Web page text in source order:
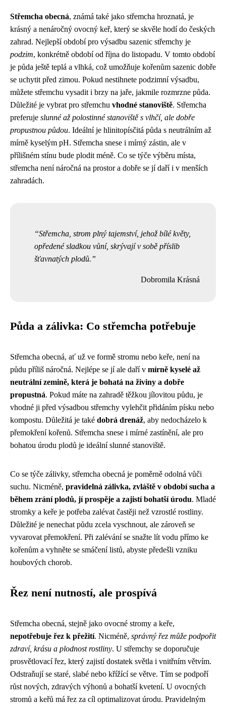
Střemcha obecná, známá také jako střemcha hroznatá, je
krásný a nenáročný ovocný keř, který se skvěle hodí do českých
zahrad. Nejlepší období pro výsadbu sazenic střemchy je
podzim, konkrétně období od října do listopadu. V tomto období
je půda ještě teplá a vlhká, což umožňuje kořenům sazenic dobře
se uchytit před zimou. Pokud nestihnete podzimní výsadbu,
můžete střemchu vysadit i brzy na jaře, jakmile rozmrzne půda.
Důležité je vybrat pro střemchu vhodné stanoviště. Střemcha
preferuje slunné až polostinné stanoviště s vlhčí, ale dobře
propustnou půdou. Ideální je hlinitopísčitá půda s neutrálním až
mírně kyselým pH. Střemcha snese i mírný zástin, ale v
přílišném stínu bude plodit méně. Co se týče výběru místa,
střemcha není náročná na prostor a dobře se jí daří i v menších
zahradách.
Střemcha, strom plný tajemství, jehož bílé květy,
opředené sladkou vůní, skrývají v sobě příslib
šťavnatých plodů.
Dobromila Krásná
Půda a zálivka: Co střemcha potřebuje
Střemcha obecná, ať už ve formě stromu nebo keře, není na
půdu příliš náročná. Nejlépe se jí ale daří v mírně kyselé až
neutrální zemině, která je bohatá na živiny a dobře
propustná. Pokud máte na zahradě těžkou jílovitou půdu, je
vhodné ji před výsadbou střemchy vylehčit přidáním písku nebo
kompostu. Důležitá je také dobrá drenáž, aby nedocházelo k
přemokření kořenů. Střemcha snese i mírné zastínění, ale pro
bohatou úrodu plodů je ideální slunné stanoviště.
Co se týče zálivky, střemcha obecná je poměrně odolná vůči
suchu. Nicméně, pravidelná zálivka, zvláště v období sucha a
během zrání plodů, jí prospěje a zajistí bohatší úrodu. Mladé
stromky a keře je potřeba zalévat častěji než vzrostlé rostliny.
Důležité je nenechat půdu zcela vyschnout, ale zároveň se
vyvarovat přemokření. Při zalévání se snažte lít vodu přímo ke
kořenům a vyhněte se smáčení listů, abyste předešli vzniku
houbových chorob.
Řez není nutností, ale prospívá
Střemcha obecná, stejně jako ovocné stromy a keře,
nepotřebuje řez k přežití. Nicméně, správný řez může podpořit
zdraví, krásu a plodnost rostliny. U střemchy se doporučuje
prosvětlovací řez, který zajistí dostatek světla i vnitřním větvím.
Odstraňují se staré, slabé nebo křížící se větve. Tím se podpoří
růst nových, zdravých výhonů a bohatší kvetení. U ovocných
stromů a keřů má řez za cíl optimalizovat úrodu. Pravidelným